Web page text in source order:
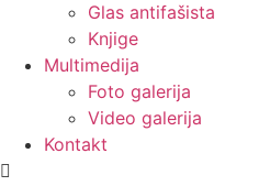
Glas antifašista
Knjige
Multimedija
Foto galerija
Video galerija
Kontakt